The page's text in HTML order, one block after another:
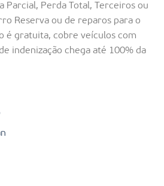
Parcial, Perda Total, Terceiros ou
Reserva ou de reparos para o
é gratuita, cobre veículos com
indenização chega até 100% da